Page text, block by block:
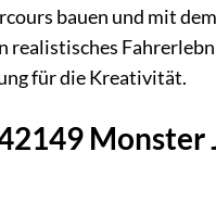
bauen und mit
für die Kreativität.